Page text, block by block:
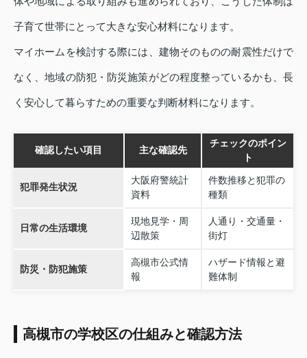
子育て世帯にとって大きな安心材料になります。
マイホームを検討する際には、建物そのものの耐震性だけで
なく、地域の防犯・防災施策がどの程度整っているかも、長
く安心して暮らすための重要な判断材料になります。
確認したい項目 主な確認先
チェックのポイン
ト
犯罪発生状況
大阪府警統計
資料
件数推移と犯罪の
種類
日常の生活環境
現地見学・周
辺散策
人通り・交通量・
街灯
防災・防犯施策
高槻市公式情
報
ハザード情報と避
難体制
高槻市の学校区の仕組みと確認方法